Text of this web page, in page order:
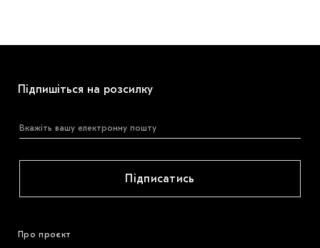
Підпишіться на розсилку
Підписатись
Про проєкт